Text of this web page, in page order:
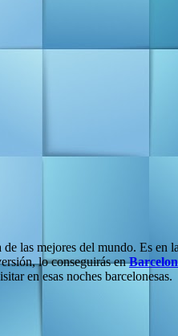
las mejores del mundo. Es en
lo conseguirás en
en esas noches barcelonesas.